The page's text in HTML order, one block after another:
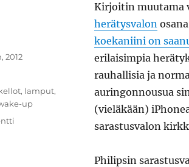
Kirjoitin muutama
herätysvalon
koekaniini on
erilaisimpia
rauhallisia ja
auringonnousua
(vieläkään)
sarastusvalon
Philipsin
2012
, lamput,
up